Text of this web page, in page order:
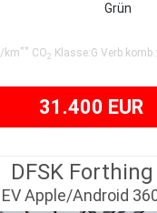
Grün
km ** CO2 Klasse:G
31.400 EUR
DFSK
Apple/Android